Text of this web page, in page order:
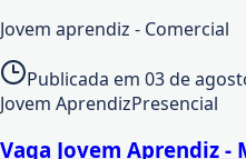
Jovem aprendiz - Comercial
Publicada em 03 de
Jovem AprendizPresencial
Vaga Jovem Aprendiz